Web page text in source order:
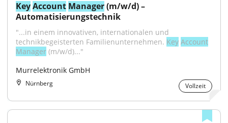
KeyAccount Manager (m/w/d) –
Automatisierungstechnik
"...in einem innovativen, internationalen und
technikbegeisterten Familienunternehmen. Key Account
Manager (m/w/d)..."
Murrelektronik GmbH
Nürnberg Vollzeit